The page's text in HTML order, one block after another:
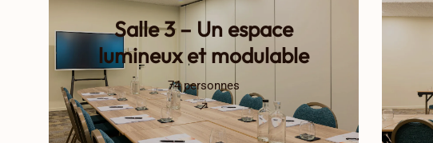
Salle 3 – Un espace
lumineux et modulable
74 personnes